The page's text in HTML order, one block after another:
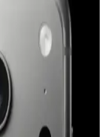
TPU
Omega Kapak,
estetik ve